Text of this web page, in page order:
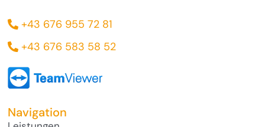
+43 676 955 72 81
+43 676 583 58 52
Navigation